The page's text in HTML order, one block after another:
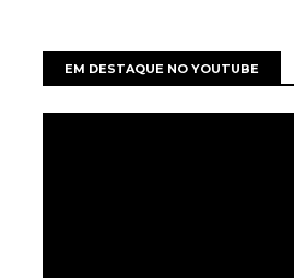
EM DESTAQUE NO YOUTUBE